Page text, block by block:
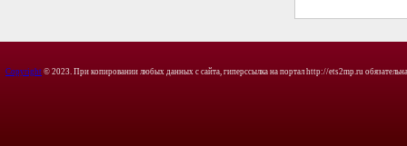
Copyright © 2023. При копировании любых данных с сайта, гиперссылка на портал http://ets2mp.ru